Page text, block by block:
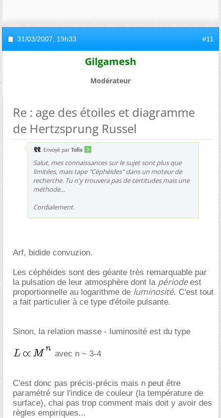
31/03/2007, 19h33 #11
Gilgamesh
Modérateur
Re : age des étoiles et diagramme
de Hertzsprung Russel
Envoyé par Tofix
Salut, mes connaissances sur le sujet sont plus que
limitées, mais tape "Céphéides" dans un moteur de
recherche. Tu n'y trouvera pas de certitudes mais une
méthode...
Cordialement.
Arf, bidide convuzion.
Les céphéides sont des géante très remarquable par
la pulsation de leur atmosphère dont la période est
proportionnelle au logarithme de luminosité. C'est tout
a fait particulier à ce type d'étoile pulsante.
Sinon, la relation masse - luminosité est du type
avec n ~ 3-4
C'est donc pas précis-précis mais n peut être
paramétré sur l'indice de couleur (la température de
surface), chai pas trop comment mais doit y avoir des
règles empiriques...